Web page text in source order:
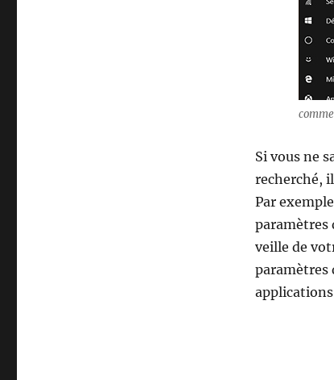
Si vous ne
recherché,
Par
paramètres
veille de
paramètres